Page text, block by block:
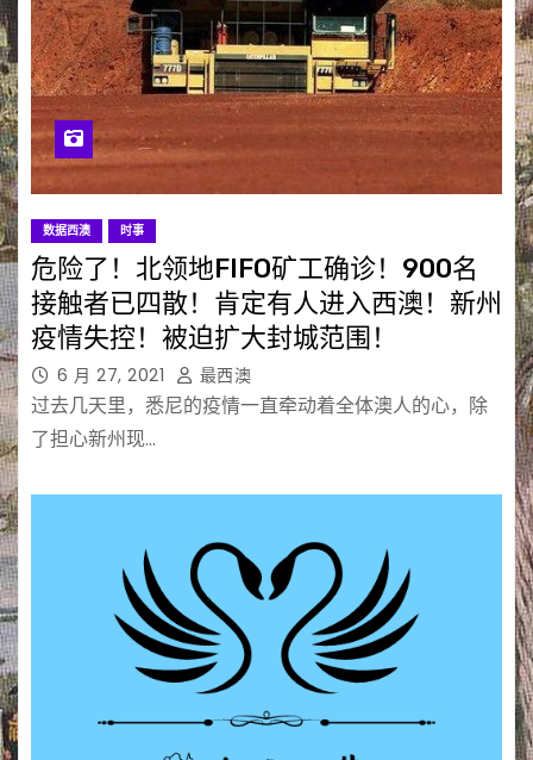
数据西澳 时事
危险了！北领地FIFO矿工确诊！900名
接触者已四散！肯定有人进入西澳！新州
疫情失控！被迫扩大封城范围！
6 月 27, 2021 最西澳
过去几天里，悉尼的疫情一直牵动着全体澳人的心，除
了担心新州现…